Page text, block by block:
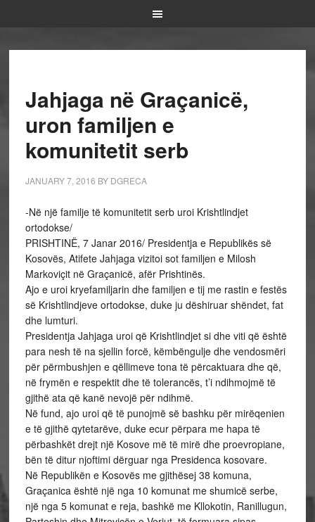
Jahjaga në Graçanicë,
uron familjen e
komunitetit serb
JANUARY 7, 2016 BY DGRECA
-Në një familje të komunitetit serb uroi Krishtlindjet
ortodokse/
PRISHTINË, 7 Janar 2016/ Presidentja e Republikës së
Kosovës, Atifete Jahjaga vizitoi sot familjen e Milosh
Markoviçit në Graçanicë, afër Prishtinës.
Ajo e uroi kryefamiljarin dhe familjen e tij me rastin e festës
së Krishtlindjeve ortodokse, duke ju dëshiruar shëndet, fat
dhe lumturi.
Presidentja Jahjaga uroi që Krishtlindjet si dhe viti që është
para nesh të na sjellin forcë, këmbëngulje dhe vendosmëri
për përmbushjen e qëllimeve tona të përcaktuara dhe që,
në frymën e respektit dhe të tolerancës, t’i ndihmojmë të
gjithë ata që kanë nevojë për ndihmë.
Në fund, ajo uroi që të punojmë së bashku për mirëqenien
e të gjithë qytetarëve, duke ecur përpara me hapa të
përbashkët drejt një Kosove më të mirë dhe proevropiane,
bën të ditur njoftimi dërguar nga Presidenca kosovare.
Në Republikën e Kosovës me gjithësej 38 komuna,
Graçanica është një nga 10 komunat me shumicë serbe,
një nga 5 komunat e reja, bashkë me Kllokotin, Ranillugun,